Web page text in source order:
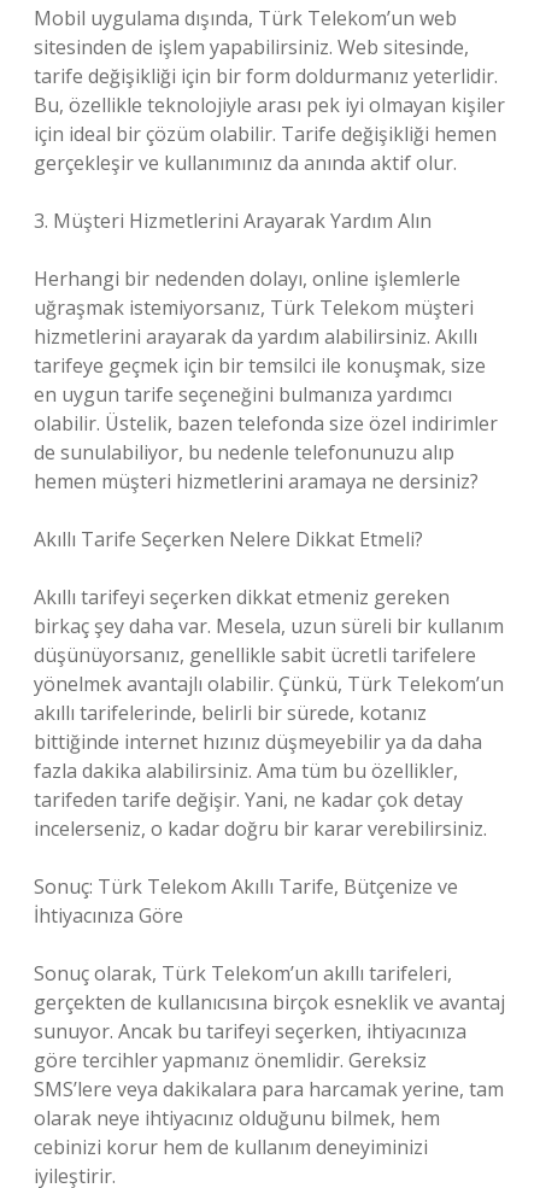
Mobil uygulama dışında, Türk Telekom’un web
sitesinden de işlem yapabilirsiniz. Web sitesinde,
tarife değişikliği için bir form doldurmanız yeterlidir.
Bu, özellikle teknolojiyle arası pek iyi olmayan kişiler
için ideal bir çözüm olabilir. Tarife değişikliği hemen
gerçekleşir ve kullanımınız da anında aktif olur.
3. Müşteri Hizmetlerini Arayarak Yardım Alın
Herhangi bir nedenden dolayı, online işlemlerle
uğraşmak istemiyorsanız, Türk Telekom müşteri
hizmetlerini arayarak da yardım alabilirsiniz. Akıllı
tarifeye geçmek için bir temsilci ile konuşmak, size
en uygun tarife seçeneğini bulmanıza yardımcı
olabilir. Üstelik, bazen telefonda size özel indirimler
de sunulabiliyor, bu nedenle telefonunuzu alıp
hemen müşteri hizmetlerini aramaya ne dersiniz?
Akıllı Tarife Seçerken Nelere Dikkat Etmeli?
Akıllı tarifeyi seçerken dikkat etmeniz gereken
birkaç şey daha var. Mesela, uzun süreli bir kullanım
düşünüyorsanız, genellikle sabit ücretli tarifelere
yönelmek avantajlı olabilir. Çünkü, Türk Telekom’un
akıllı tarifelerinde, belirli bir sürede, kotanız
bittiğinde internet hızınız düşmeyebilir ya da daha
fazla dakika alabilirsiniz. Ama tüm bu özellikler,
tarifeden tarife değişir. Yani, ne kadar çok detay
incelerseniz, o kadar doğru bir karar verebilirsiniz.
Sonuç: Türk Telekom Akıllı Tarife, Bütçenize ve
İhtiyacınıza Göre
Sonuç olarak, Türk Telekom’un akıllı tarifeleri,
gerçekten de kullanıcısına birçok esneklik ve avantaj
sunuyor. Ancak bu tarifeyi seçerken, ihtiyacınıza
göre tercihler yapmanız önemlidir. Gereksiz
SMS’lere veya dakikalara para harcamak yerine, tam
olarak neye ihtiyacınız olduğunu bilmek, hem
cebinizi korur hem de kullanım deneyiminizi
iyileştirir.